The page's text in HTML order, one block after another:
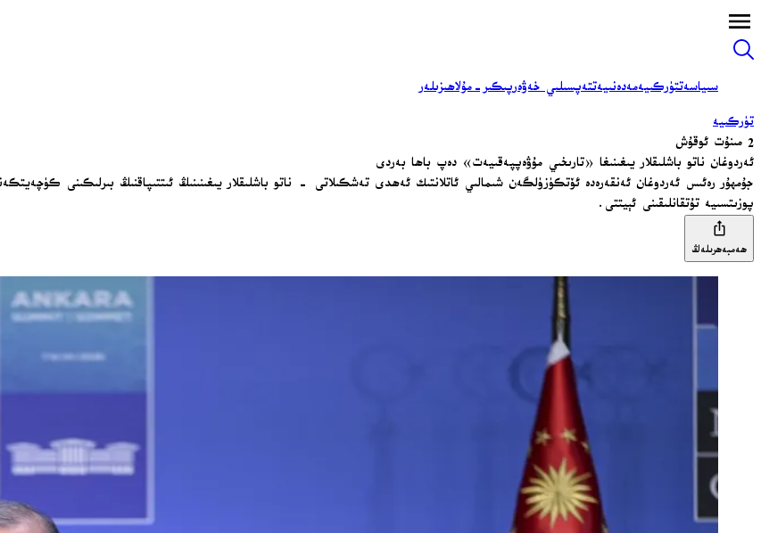
سىياسەتتۈركىيەمەدەنىيەتتەپسىلىي خەۋەرپىكىر-مۇلاھىزىلەر
تۈركىيە
2 مىنۇت ئوقۇش
ئەردوغان ناتو باشلىقلار يىغىنىغا «تارىخىي مۇۋەپپەقىيەت» دەپ باھا بەردى
پوزىتسىيە تۇتقانلىقىنى ئېيتتى.
ھەمبەھرىلەڭ